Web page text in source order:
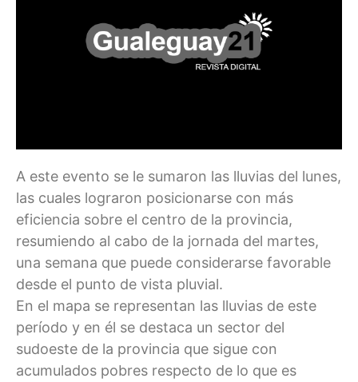
A este evento se le sumaron las lluvias del lunes,
las cuales lograron posicionarse con más
eficiencia sobre el centro de la provincia,
resumiendo al cabo de la jornada del martes,
una semana que puede considerarse favorable
desde el punto de vista pluvial.
En el mapa se representan las lluvias de este
período y en él se destaca un sector del
sudoeste de la provincia que sigue con
acumulados pobres respecto de lo que es